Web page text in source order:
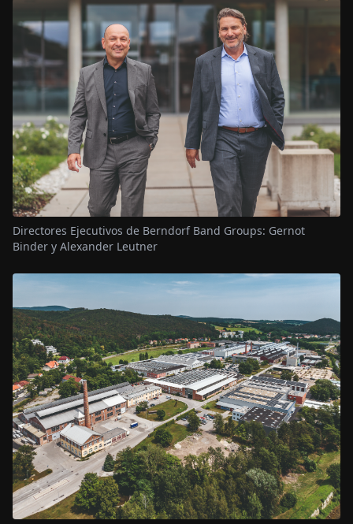
Directores Ejecutivos de Berndorf Band Groups: Gernot
Binder y Alexander Leutner